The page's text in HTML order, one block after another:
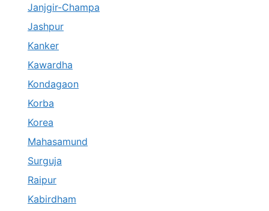
Janjgir-Champa
Jashpur
Kanker
Kawardha
Kondagaon
Korba
Korea
Mahasamund
Surguja
Raipur
Kabirdham